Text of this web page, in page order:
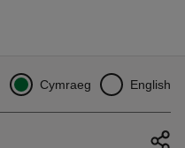
Cymraeg English